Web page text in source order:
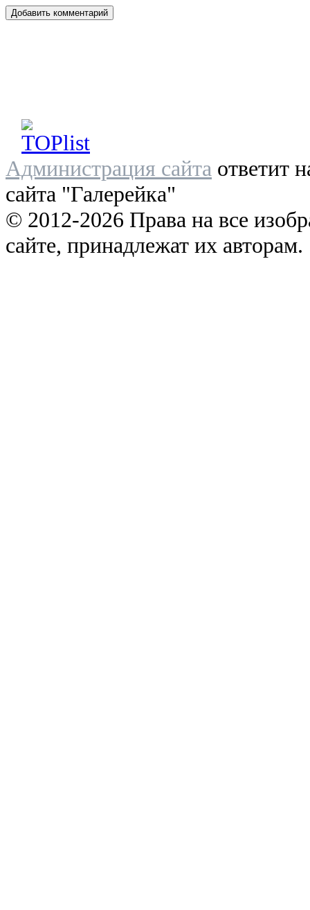
Администрация сайта ответит
сайта "Галерейка"
© 2012-2026 Права на все
сайте, принадлежат их авторам.